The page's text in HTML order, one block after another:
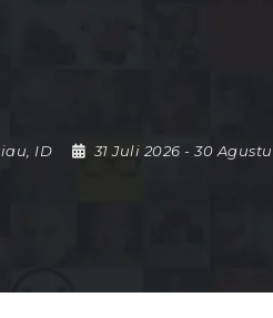
ID 31 Juli 2026- 30